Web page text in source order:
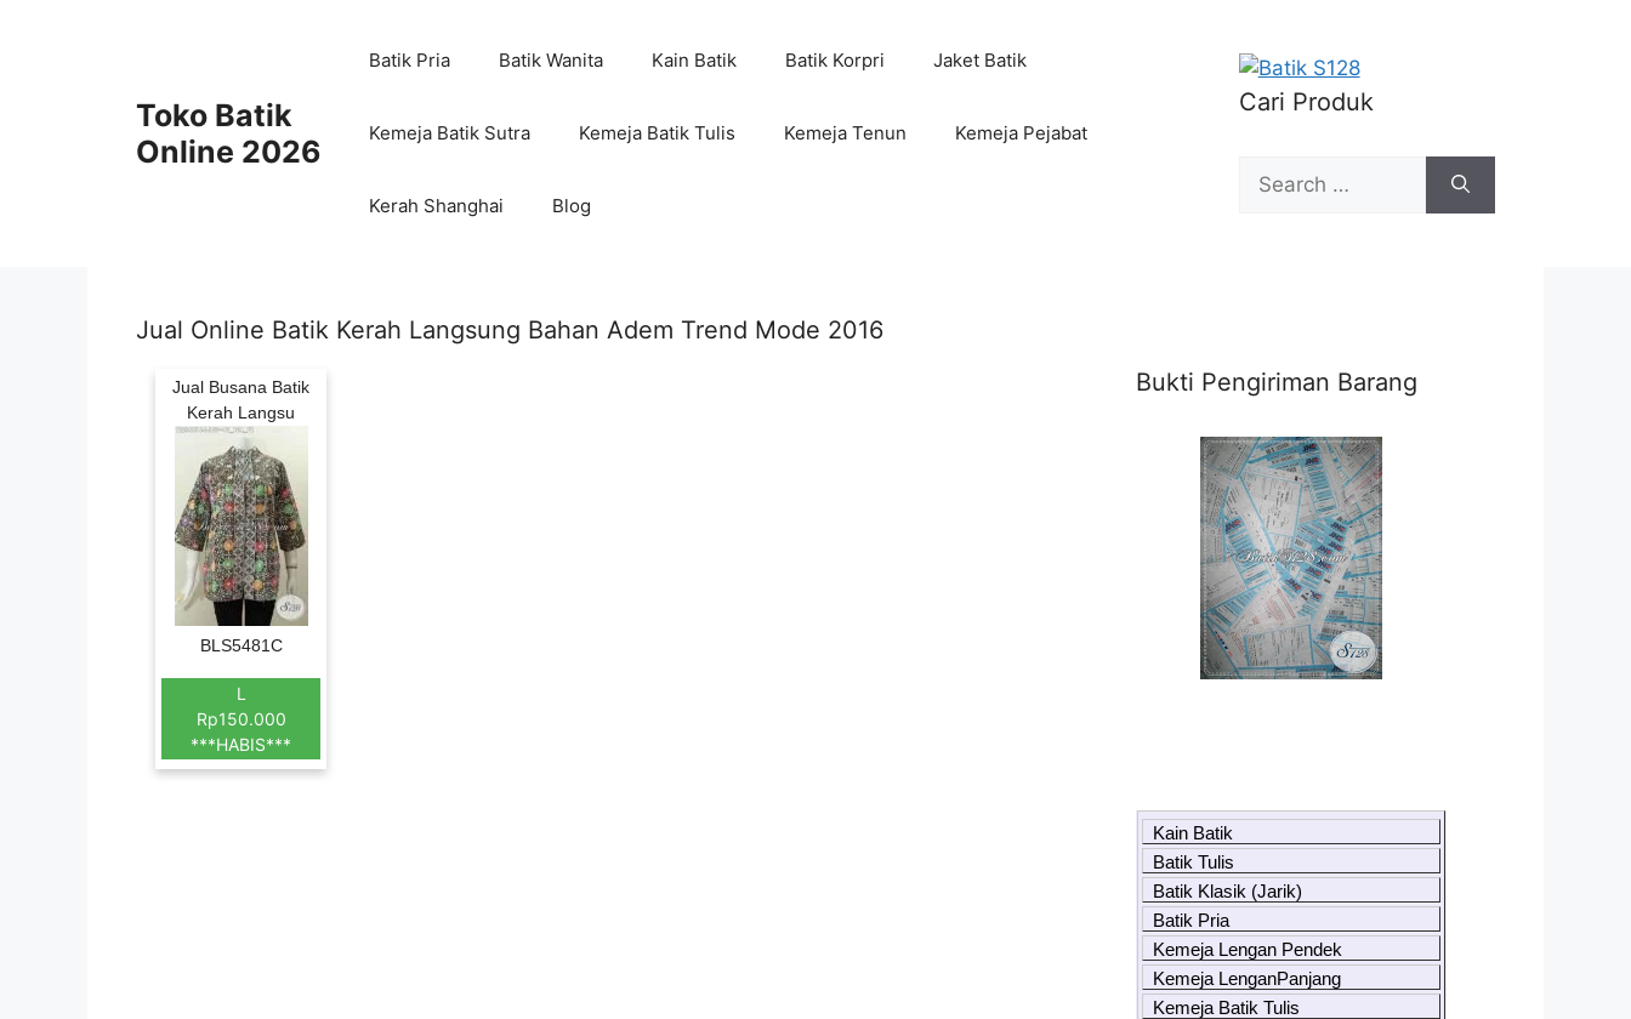
Toko Batik
Online 2026
Batik Pria Batik Wanita Kain Batik Batik Korpri Jaket Batik
Kemeja Batik Sutra Kemeja Batik Tulis Kemeja Tenun Kemeja Pejabat
Kerah Shanghai Blog
Cari Produk
Search
for:
Jual Online Batik Kerah Langsung Bahan Adem Trend Mode 2016
Jual Busana Batik
Kerah Langsu
BLS5481C
L
Rp150.000
***HABIS***
Bukti Pengiriman Barang
Kain Batik
Batik Tulis
Batik Klasik (Jarik)
Batik Pria
Kemeja Lengan Pendek
Kemeja LenganPanjang
Kemeja Batik Tulis